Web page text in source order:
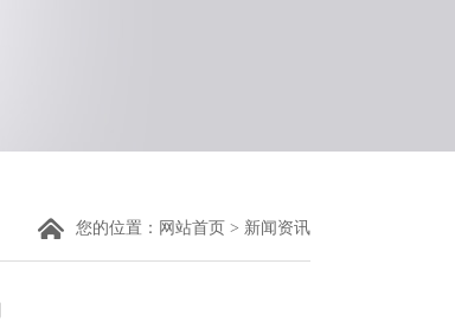
您的位置： 网站首页 > 新闻资讯